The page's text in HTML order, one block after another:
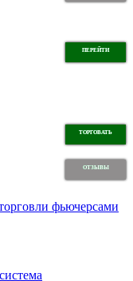
ПЕРЕЙТИ
ТОРГОВАТЬ
ОТЗЫВЫ